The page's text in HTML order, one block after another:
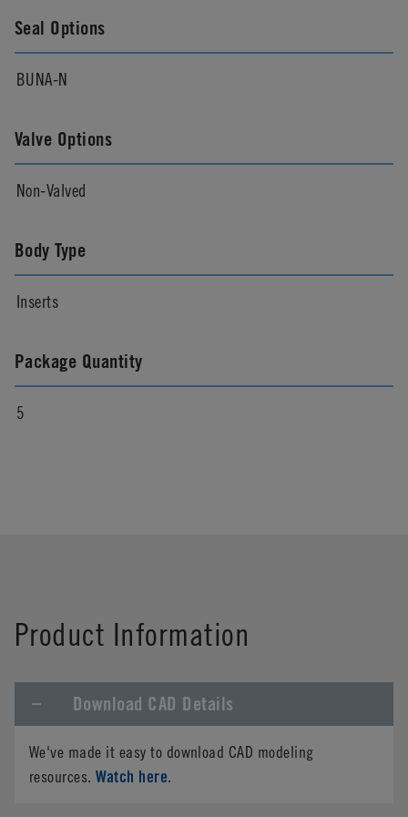
Seal Options
BUNA-N
Valve Options
Non-Valved
Body Type
Inserts
Package Quantity
5
Product Information
Download CAD Details
We've made it easy to download CAD modeling
resources.Watch here.